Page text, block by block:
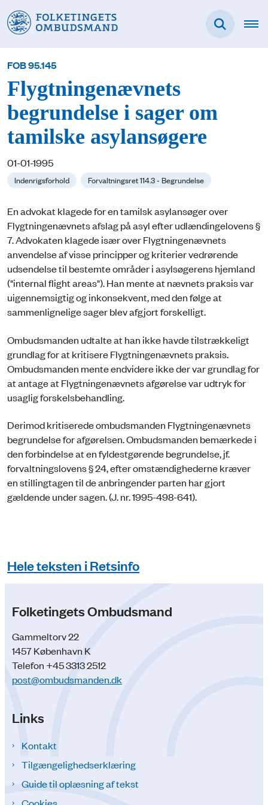
FOB 95.145
Flygtningenævnets
begrundelse i sager om
tamilske asylansøgere
01-01-1995
Indenrigsforhold Forvaltningsret 114.3 - Begrundelse
En advokat klagede for en tamilsk asylansøger over
Flygtningenævnets afslag på asyl efter udlændingelovens §
7. Advokaten klagede især over Flygtningenævnets
anvendelse af visse principper og kriterier vedrørende
udsendelse til bestemte områder i asylsøgerens hjemland
("internal flight areas"). Han mente at nævnets praksis var
uigennemsigtig og inkonsekvent, med den følge at
sammenlignelige sager blev afgjort forskelligt.
Ombudsmanden udtalte at han ikke havde tilstrækkeligt
grundlag for at kritisere Flygtningenævnets praksis.
Ombudsmanden mente endvidere ikke der var grundlag for
at antage at Flygtningenævnets afgørelse var udtryk for
usaglig forskelsbehandling.
Derimod kritiserede ombudsmanden Flygtningenævnets
begrundelse for afgørelsen. Ombudsmanden bemærkede i
den forbindelse at en fyldestgørende begrundelse, jf.
forvaltningslovens § 24, efter omstændighederne kræver
en stillingtagen til de anbringender parten har gjort
gældende under sagen. (J. nr. 1995-498-641).
Hele teksten i Retsinfo
Folketingets Ombudsmand
Gammeltorv 22
1457 København K
Telefon +45 3313 2512
post@ombudsmanden.dk
Links
Kontakt
Tilgængelighedserklæring
Guide til oplæsning af tekst